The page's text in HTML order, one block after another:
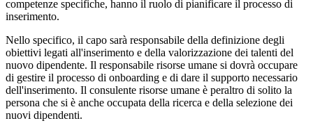
competenze specifiche, hanno il ruolo di pianificare il processo di
inserimento.
Nello specifico, il capo sarà responsabile della definizione degli
obiettivi legati all'inserimento e della valorizzazione dei talenti del
nuovo dipendente. Il responsabile risorse umane si dovrà occupare
di gestire il processo di onboarding e di dare il supporto necessario
dell'inserimento. Il consulente risorse umane è peraltro di solito la
persona che si è anche occupata della ricerca e della selezione dei
nuovi dipendenti.